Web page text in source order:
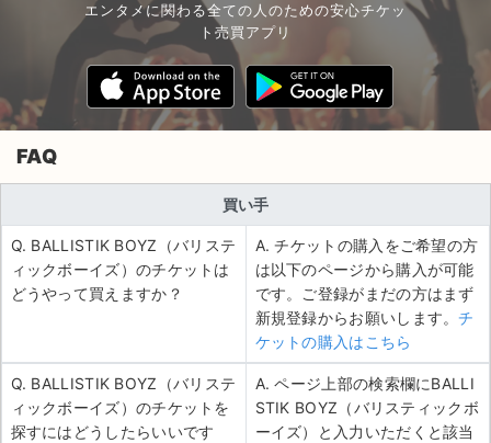
エンタメに関わる全ての人のための安心チケッ
ト売買アプリ
FAQ
買い手
Q. BALLISTIK BOYZ（バリステ
ィックボーイズ）のチケットは
どうやって買えますか？
A. チケットの購入をご希望の方
は以下のページから購入が可能
です。ご登録がまだの方はまず
新規登録からお願いします。チ
ケットの購入はこちら
Q. BALLISTIK BOYZ（バリステ
ィックボーイズ）のチケットを
探すにはどうしたらいいです
A. ページ上部の検索欄にBALLI
STIK BOYZ（バリスティックボ
ーイズ）と入力いただくと該当